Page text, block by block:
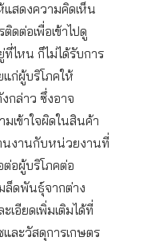
แสดงความคิดเห็น
ดต่อเพื่อเข้าไปดู
ไหน ก็ไม่ได้รับการ
ก่ผู้บริโภคให้
กล่าว ซึ่งอาจ
เข้าใจผิดในสินค้า
นงานกับหน่วยงานที่
ต่อผู้บริโภคต่อ
ล็ดพันธุ์จากต่าง
เอียดเพิ่มเติมได้ที่
ะวัสดุการเกษตร